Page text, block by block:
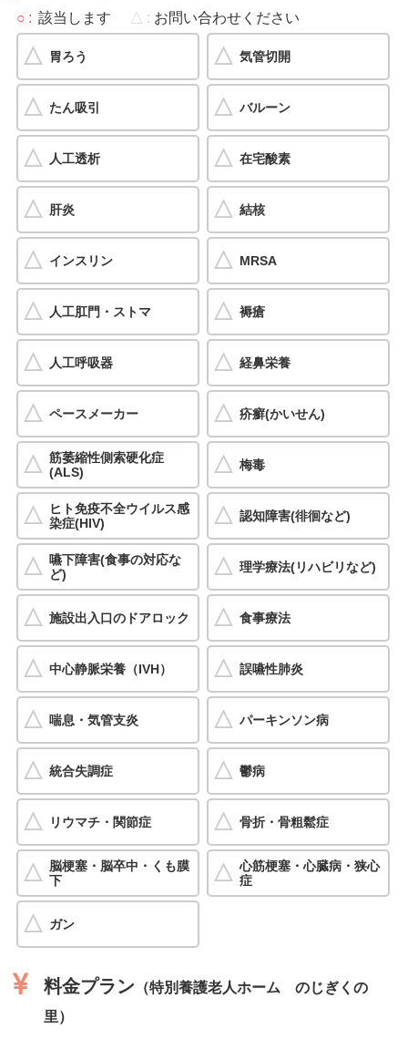
○ 該当します △ お問い合わせください
胃ろう 気管切開
たん吸引 バルーン
人工透析 在宅酸素
肝炎 結核
インスリン MRSA
人工肛門・ストマ 褥瘡
人工呼吸器 経鼻栄養
ペースメーカー 疥癬(かいせん)
筋萎縮性側索硬化症
(ALS)
梅毒
ヒト免疫不全ウイルス感
染症(HIV)
認知障害(徘徊など)
嚥下障害(食事の対応な
ど)
理学療法(リハビリなど)
施設出入口のドアロック 食事療法
中心静脈栄養（IVH） 誤嚥性肺炎
喘息・気管支炎 パーキンソン病
統合失調症 鬱病
リウマチ・関節症 骨折・骨粗鬆症
脳梗塞・脳卒中・くも膜
下
心筋梗塞・心臓病・狭心
症
ガン
料金プラン （特別養護老人ホーム のじぎくの
里）